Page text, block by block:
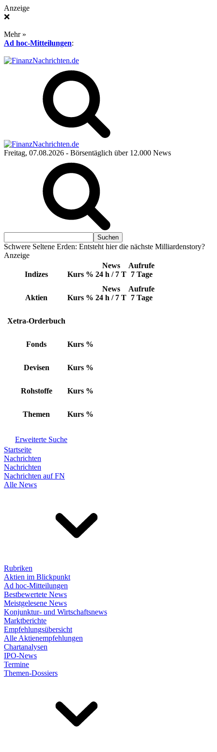
Anzeige
❌
Mehr »
Ad hoc-Mitteilungen:
Freitag, 07.08.2026 - Börsentäglich über 12.000 News
Schwere Seltene Erden: Entsteht hier die nächste Milliardenstory?
Anzeige
Indizes Kurs %
News
24 h / 7 T
Aufrufe
7 Tage
Aktien Kurs %
News
24 h / 7 T
Aufrufe
7 Tage
Xetra-Orderbuch
Fonds Kurs %
Devisen Kurs %
Rohstoffe Kurs %
Themen Kurs %
Erweiterte Suche
Startseite
Nachrichten
Nachrichten
Nachrichten auf FN
Alle News
Rubriken
Aktien im Blickpunkt
Ad hoc-Mitteilungen
Bestbewertete News
Meistgelesene News
Konjunktur- und Wirtschaftsnews
Marktberichte
Empfehlungsübersicht
Alle Aktienempfehlungen
Chartanalysen
IPO-News
Termine
Themen-Dossiers